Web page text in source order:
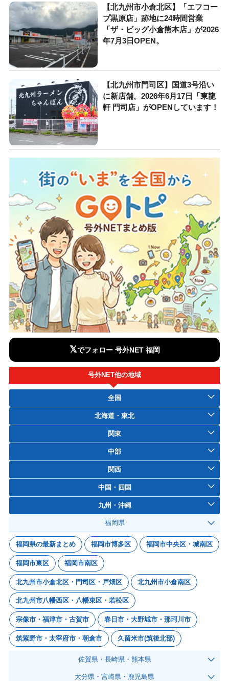
【北九州市小倉北区】「エフコー
プ黒原店」跡地に24時間営業
「ザ・ビッグ小倉熊本店」が2026
年7月3日OPEN。
【北九州市門司区】国道3号沿い
に新店舗。2026年6月17日「東龍
軒 門司店」がOPENしています！
𝕏でフォロー 号外NET 福岡
号外NET他の地域
全国
北海道・東北
関東
中部
関西
中国・四国
九州・沖縄
福岡県
福岡県の最新まとめ 福岡市博多区 福岡市中央区・城南区
福岡市東区 福岡市南区
北九州市小倉北区・門司区・戸畑区 北九州市小倉南区
北九州市八幡西区・八幡東区・若松区
宗像市・福津市・古賀市 春日市・大野城市・那珂川市
筑紫野市・太宰府市・朝倉市 久留米市(筑後北部)
佐賀県・長崎県・熊本県
大分県・宮崎県・鹿児島県